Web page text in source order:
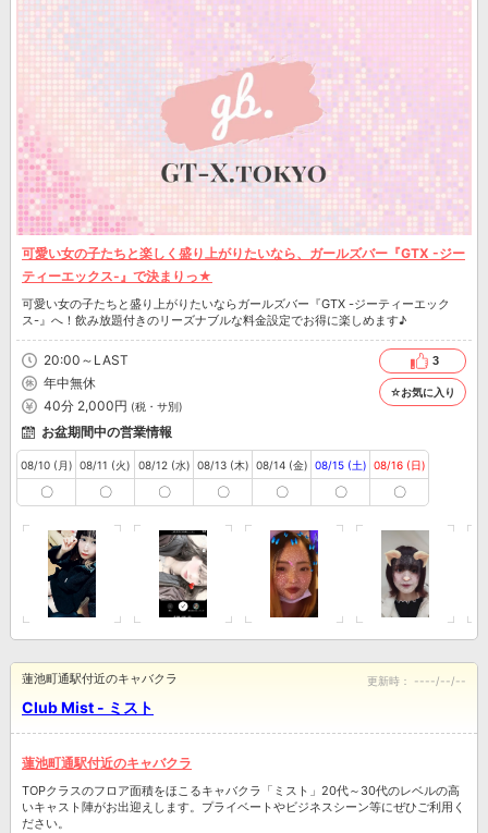
可愛い女の子たちと楽しく盛り上がりたいなら、ガールズバー『GTX -ジー
ティーエックス-』で決まりっ★
可愛い女の子たちと盛り上がりたいならガールズバー『GTX -ジーティーエック
ス-』へ！飲み放題付きのリーズナブルな料金設定でお得に楽しめます♪
20:00～LAST
年中無休
40分 2,000円 (税・サ別)
3
☆お気に入り
お盆期間中の営業情報
08/10 (月)
〇
08/11 (火)
〇
08/12 (水)
〇
08/13 (木)
〇
08/14 (金)
〇
08/15 (土)
〇
08/16 (日)
〇
Club Mist - ミスト
蓮池町通駅付近のキャバクラ 更新時： ----/--/--
蓮池町通駅付近のキャバクラ
TOPクラスのフロア面積をほこるキャバクラ「ミスト」20代～30代のレベルの高
いキャスト陣がお出迎えします。プライベートやビジネスシーン等にぜひご利用く
ださい。